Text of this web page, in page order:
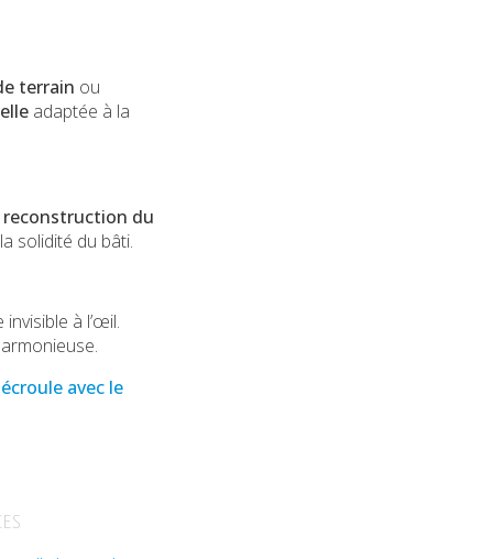
terrain ou
adaptée à la
reconstruction du
solidité du bâti.
invisible à l’œil.
avec le